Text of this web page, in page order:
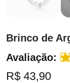
Brinco de
Avaliação:
R$ 43,90